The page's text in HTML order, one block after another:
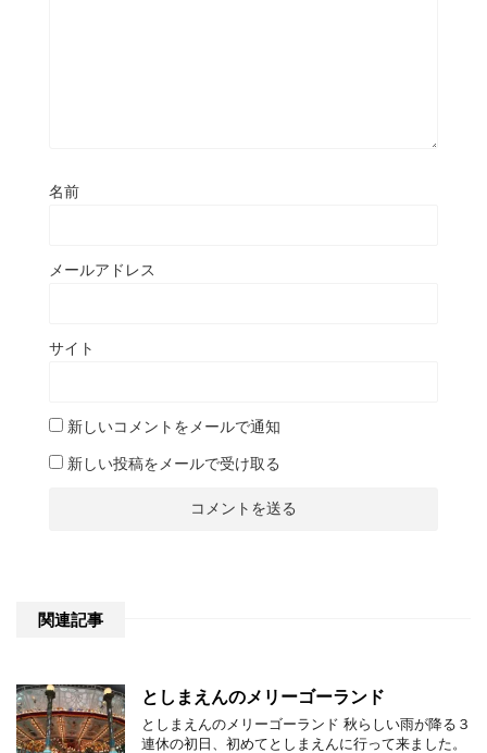
名前
メールアドレス
サイト
新しいコメントをメールで通知
新しい投稿をメールで受け取る
関連記事
としまえんのメリーゴーランド
としまえんのメリーゴーランド 秋らしい雨が降る３
連休の初日、初めてとしまえんに行って来ました。